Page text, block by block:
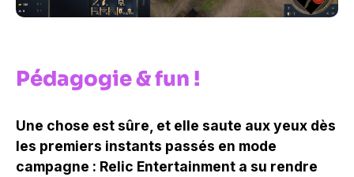
Pédagogie & fun !
Une chose est sûre, et elle saute aux yeux dès
les premiers instants passés en mode
campagne : Relic Entertainment a su rendre